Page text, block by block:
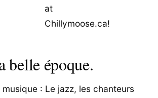
belle époque.
: Le jazz, les chanteurs